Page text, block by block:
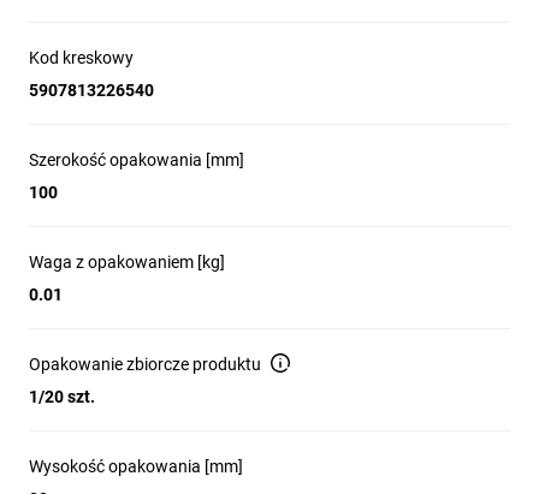
Kod kreskowy
5907813226540
Szerokość opakowania [mm]
100
Waga z opakowaniem [kg]
0.01
Opakowanie zbiorcze produktu
1/20 szt.
Wysokość opakowania [mm]